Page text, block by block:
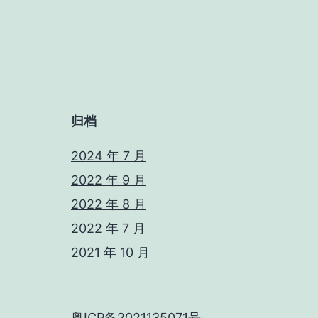
归档
2024 年 7 月
2022 年 9 月
2022 年 8 月
2022 年 7 月
2021 年 10 月